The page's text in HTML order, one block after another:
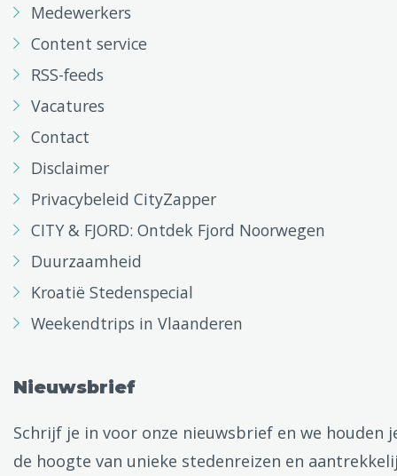
Medewerkers
Content service
RSS-feeds
Vacatures
Contact
Disclaimer
Privacybeleid CityZapper
CITY & FJORD: Ontdek Fjord Noorwegen
Duurzaamheid
Kroatië Stedenspecial
Weekendtrips in Vlaanderen
Nieuwsbrief
Schrijf je in voor onze nieuwsbrief en we houden
de hoogte van unieke stedenreizen en